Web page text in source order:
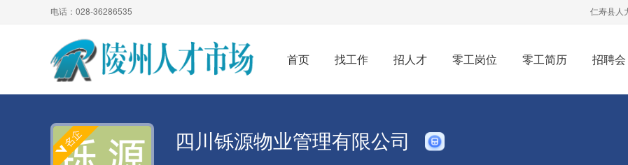
电话：028-36286535 仁寿县人
首页 找工作 招人才 零工岗位 零工简历 招聘会
四川铄源物业管理有限公司